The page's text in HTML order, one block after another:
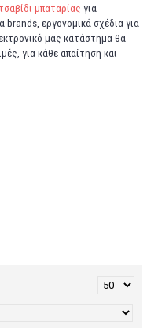
μπαταρίας για
brands, εργονομικά σχέδια για
μας κατάστημα θα
για κάθε απαίτηση και